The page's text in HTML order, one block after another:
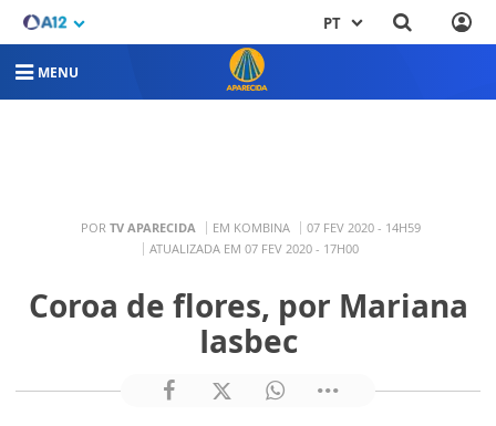
PT
MENU
POR TV APARECIDA EM KOMBINA
07 FEV 2020 - 14H59
ATUALIZADA EM 07 FEV 2020 - 17H00
Coroa de flores, por Mariana
Iasbec